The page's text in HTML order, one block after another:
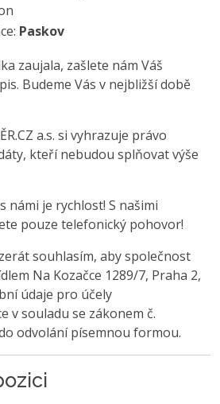
Paskov
zaujala, zašlete nám Váš
Budeme Vás v nejbližší době
a.s. si vyhrazuje právo
kteří nebudou splňovat výše
námi je rychlost! S našimi
pouze telefonický pohovor!
souhlasím, aby společnost
Na Kozačce 1289/7, Praha 2,
údaje pro účely
v souladu se zákonem č.
odvolání písemnou formou.